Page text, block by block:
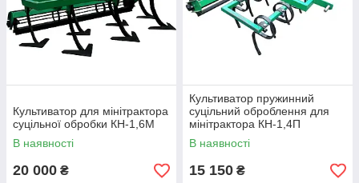
Культиватор для мінітрактора
суцільної обробки КН-1,6М
В наявності
20 000 ₴
Культиватор пружинний
суцільний оброблення для
мінітрактора КН-1,4П
В наявності
15 150 ₴